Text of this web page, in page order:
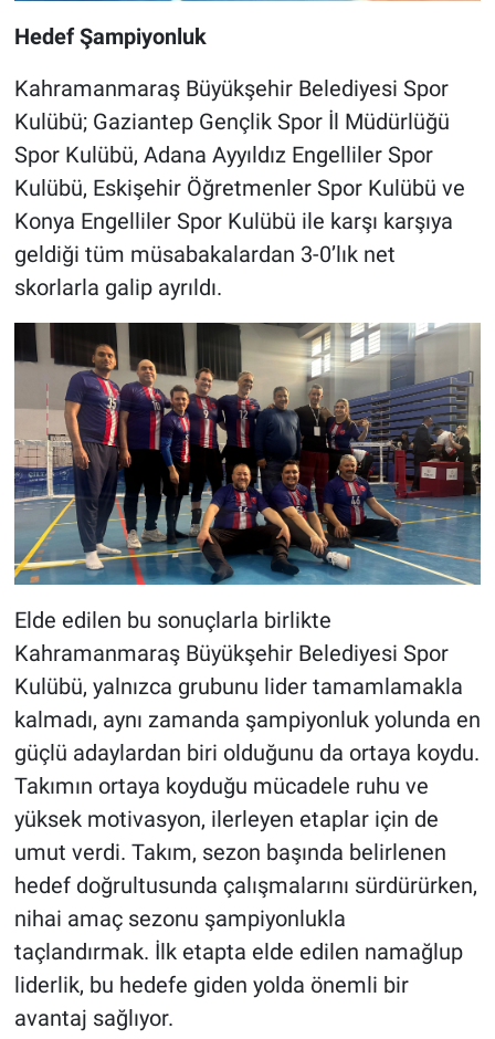
Hedef Şampiyonluk
Kahramanmaraş Büyükşehir Belediyesi Spor
Kulübü; Gaziantep Gençlik Spor İl Müdürlüğü
Spor Kulübü, Adana Ayyıldız Engelliler Spor
Kulübü, Eskişehir Öğretmenler Spor Kulübü ve
Konya Engelliler Spor Kulübü ile karşı karşıya
geldiği tüm müsabakalardan 3-0’lık net
skorlarla galip ayrıldı.
Elde edilen bu sonuçlarla birlikte
Kahramanmaraş Büyükşehir Belediyesi Spor
Kulübü, yalnızca grubunu lider tamamlamakla
kalmadı, aynı zamanda şampiyonluk yolunda en
güçlü adaylardan biri olduğunu da ortaya koydu.
Takımın ortaya koyduğu mücadele ruhu ve
yüksek motivasyon, ilerleyen etaplar için de
umut verdi. Takım, sezon başında belirlenen
hedef doğrultusunda çalışmalarını sürdürürken,
nihai amaç sezonu şampiyonlukla
taçlandırmak. İlk etapta elde edilen namağlup
liderlik, bu hedefe giden yolda önemli bir
avantaj sağlıyor.